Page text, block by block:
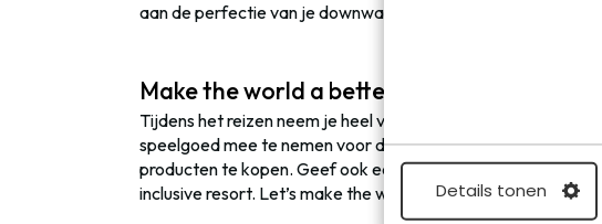
Details tonen
aan de perfectie van je downward facing dog op Bali. Wat
Make the world a better place
Tijdens het reizen neem je heel veel van een land, maar je
speelgoed mee te nemen voor de lokale kids, een dagje te
producten te kopen. Geef ook eens wat geld uit aan
inclusive resort. Let’s make the world a better place (gejat